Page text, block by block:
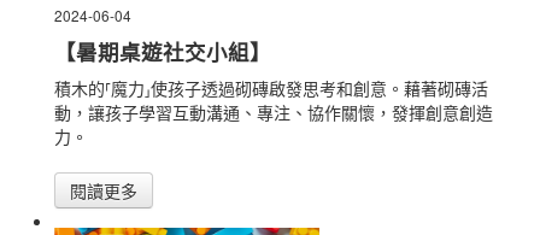
2024-06-04
【暑期桌遊社交小組】
積木的⸢魔力⸥使孩子透過砌磚啟發思考和創意。藉著砌磚活
動，讓孩子學習互動溝通、專注、協作關懷，發揮創意創造
力。
閱讀更多